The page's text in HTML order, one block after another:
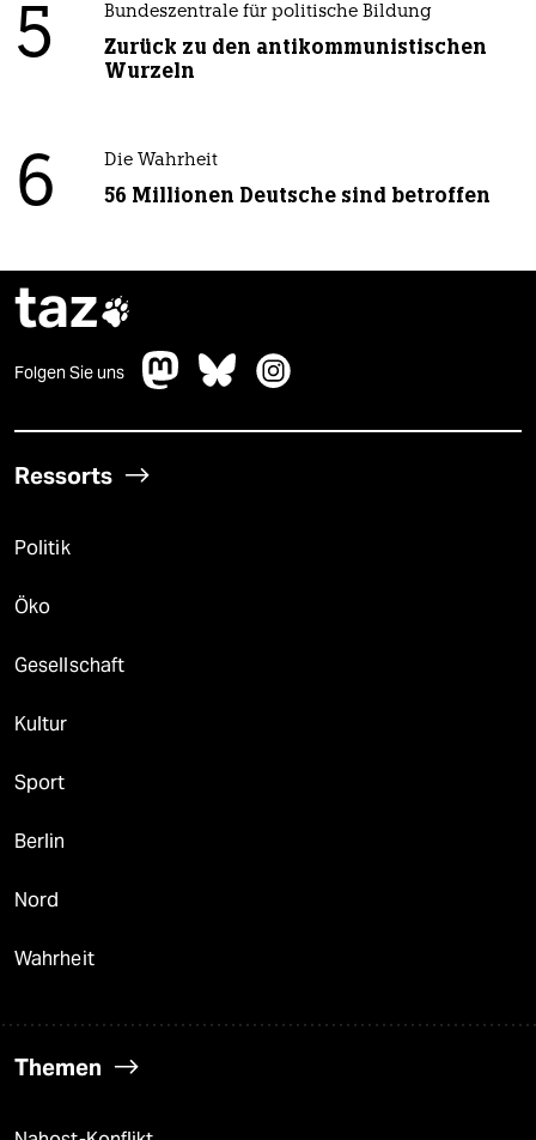
5 Bundeszentrale für politische Bildung
Zurück zu den antikommunistischen
Wurzeln
6 Die Wahrheit
56 Millionen Deutsche sind betroffen
taz
Folgen Sie uns
Ressorts
Politik
Öko
Gesellschaft
Kultur
Sport
Berlin
Nord
Wahrheit
Themen